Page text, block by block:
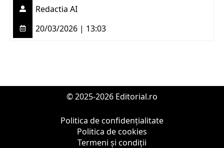
Redactia AI
20/03/2026 | 13:03
© 2025-2026 Editorial.ro
Politica de confidențialitate
Politica de cookies
Termeni și condiții